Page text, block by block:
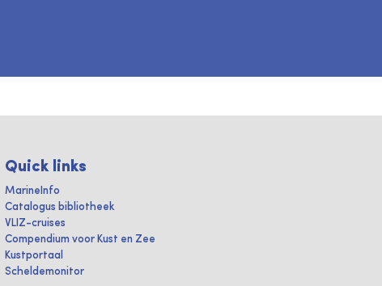
Quick links
MarineInfo
Catalogus bibliotheek
VLIZ-cruises
Compendium voor Kust en Zee
Kustportaal
Scheldemonitor